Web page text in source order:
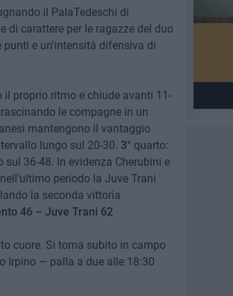
il PalaTedeschi di
di carattere per le ragazze del duo
punti e un'intensità difensiva di
proprio ritmo e chiude avanti 11-
le compagne in un
mantengono il vantaggio
lungo sul 20-30. 3° quarto:
36-48. In evidenza Cherubini e
periodo la Juve Trani
la seconda vittoria
46 – Juve Trani 62
cuore. Si torna subito in campo
Irpino — palla a due alle 18:30